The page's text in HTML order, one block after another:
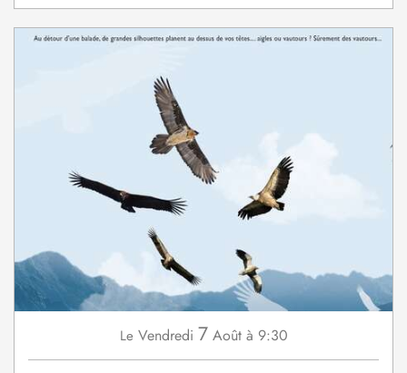
Le Vendredi 7 Août à 9:30